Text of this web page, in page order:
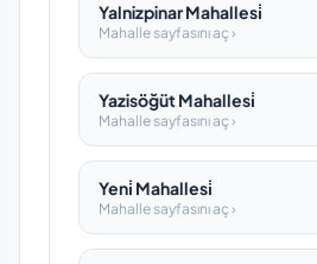
Yalnizpinar Mahallesi̇
Mahalle sayfasını aç ›
Yazisöğüt Mahallesi̇
Mahalle sayfasını aç ›
Yeni̇ Mahallesi̇
Mahalle sayfasını aç ›